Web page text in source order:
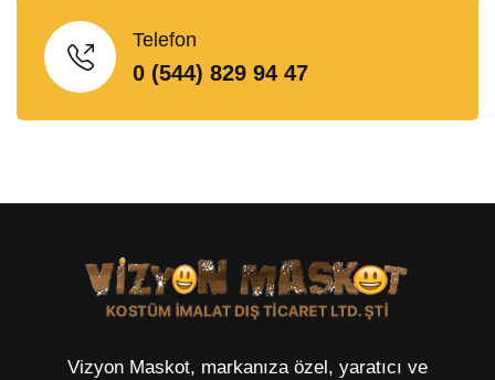
Telefon
0 (544) 829 94 47
Vizyon Maskot, markanıza özel, yaratıcı ve